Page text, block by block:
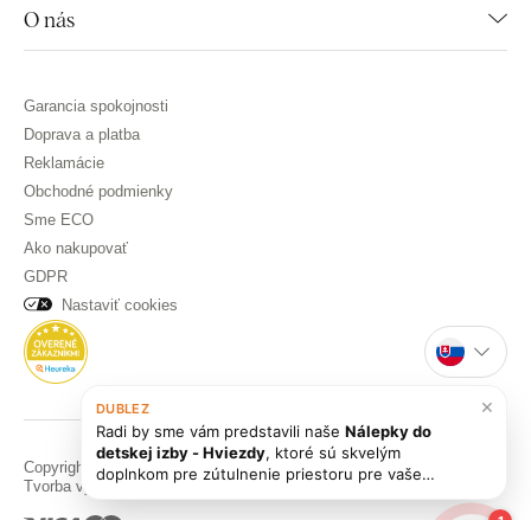
O nás
Garancia spokojnosti
Doprava a platba
Reklamácie
Obchodné podmienky
Sme ECO
Ako nakupovať
GDPR
Nastaviť cookies
Copyright © DUBLEZ 2026 | Všetky práva vyhradené
Tvorba výkonných internetových obchodov od
RIESENIA
DUBLEZ
Radi by sme vám predstavili naše Nálepky do
detskej izby - Hviezdy, ktoré sú skvelým
doplnkom pre zútulnenie priestoru pre vaše
×